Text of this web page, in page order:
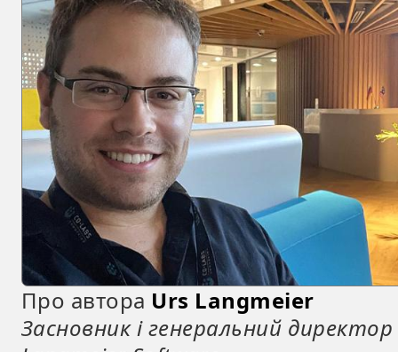
Про автора Urs Langmeier
Засновник і генеральний директор